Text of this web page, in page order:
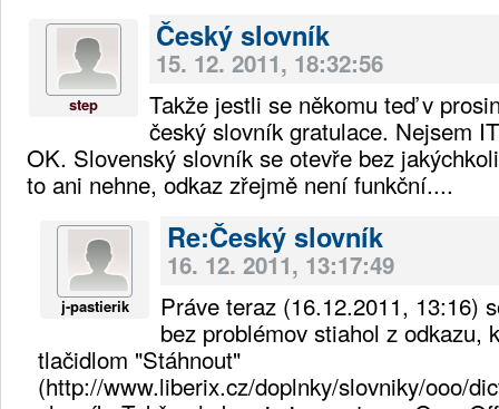
step
Český slovník
15. 12. 2011, 18:32:56
Takže jestli se někomu teď v
český slovník gratulace. Nejsem
OK. Slovenský slovník se otevře bez
to ani nehne, odkaz zřejmě není funkční....
j-pastierik
Re:Český slovník
16. 12. 2011, 13:17:49
Práve teraz (16.12.2011, 13:16)
bez problémov stiahol z odkazu,
tlačidlom "Stáhnout"
(http://www.liberix.cz/doplnky/slovniky/ooo/